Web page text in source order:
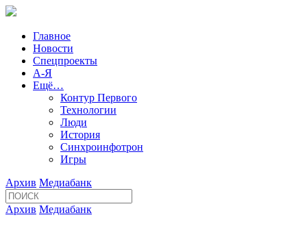
Главное
Новости
Спецпроекты
А-Я
Ещё…
Контур Первого
Технологии
Люди
История
Синхроинфотрон
Игры
Архив Медиабанк
Архив Медиабанк